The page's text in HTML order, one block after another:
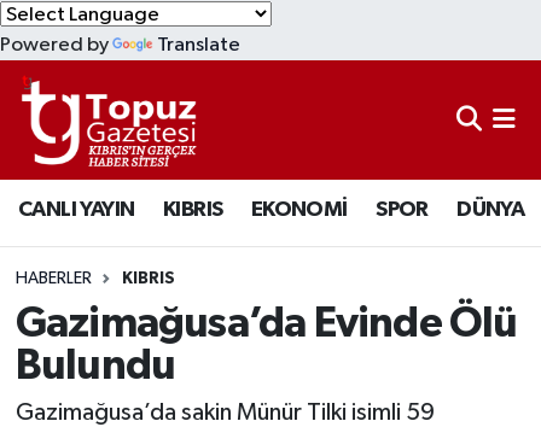
Powered by Translate
CANLI YAYIN KIBRIS EKONOMİ SPOR DÜNYA
HABERLER KIBRIS
Gazimağusa’da Evinde Ölü
Bulundu
Gazimağusa’da sakin Münür Tilki isimli 59
KIBRIS
DÜNYA
EKONOMİ
MAGAZİN
SAĞLIK
SPOR
Lefkoşa Nöbetçi Eczaneler
Lefkoşa Hava Durumu
Lefkoşa Trafik Yoğunluk Haritası
Süper Lig Puan Durumu ve Fikstür
Tüm Manşetler
Son Dakika Haberleri